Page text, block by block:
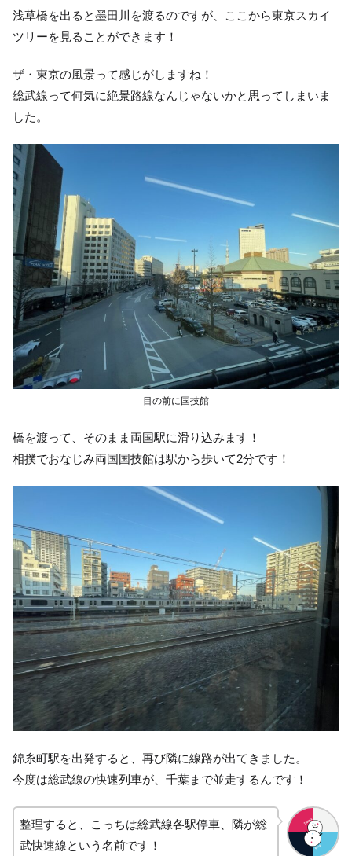
浅草橋を出ると墨田川を渡るのですが、ここから東京スカイ
ツリーを見ることができます！
ザ・東京の風景って感じがしますね！
総武線って何気に絶景路線なんじゃないかと思ってしまいま
した。
目の前に国技館
橋を渡って、そのまま両国駅に滑り込みます！
相撲でおなじみ両国国技館は駅から歩いて2分です！
錦糸町駅を出発すると、再び隣に線路が出てきました。
今度は総武線の快速列車が、千葉まで並走するんです！
整理すると、こっちは総武線各駅停車、隣が総
武快速線という名前です！